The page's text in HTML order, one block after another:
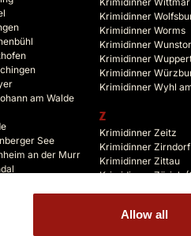
Allow all
am Walde
See
an der Murr
(Mark)
Krimidinner
Krimidinner Worms
Krimidinner
Krimidinner
Krimidinner
Krimidinner Wyhl
Z
Krimidinner Zeitz
Krimidinner Zirndorf
Krimidinner Zittau
Krimidinner Zürich
Krimidinner Zwickau